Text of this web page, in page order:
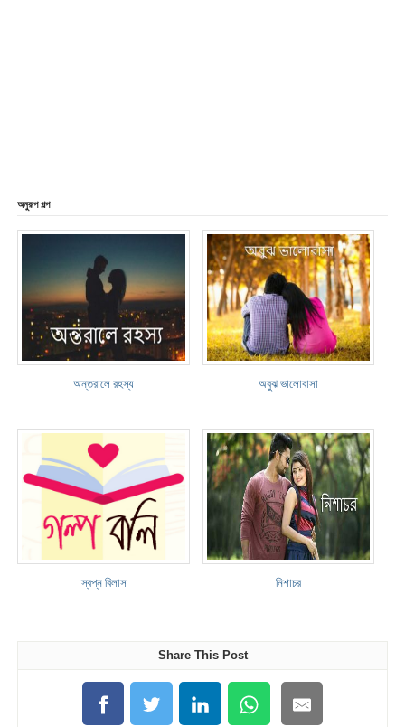
অনুরূপ গল্প
অন্তরালে রহস্য অবুঝ ভালোবাসা
স্বপ্ন বিলাস নিশাচর
Share This Post